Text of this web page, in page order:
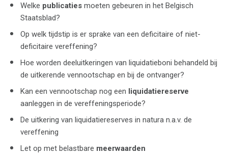
Welke publicaties moeten gebeuren in het Belgisch
Staatsblad?
Op welk tijdstip is er sprake van een deficitaire of niet-
deficitaire vereffening?
Hoe worden deeluitkeringen van liquidatieboni behandeld bij
de uitkerende vennootschap en bij de ontvanger?
Kan een vennootschap nog een liquidatiereserve
aanleggen in de vereffeningsperiode?
De uitkering van liquidatiereserves in natura n.a.v. de
vereffening
Let op met belastbare meerwaarden